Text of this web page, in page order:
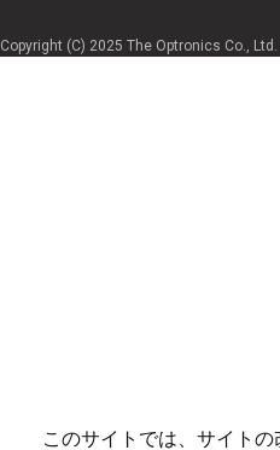
このサイトでは、サイト
Copyright (C) 2025 The Optronics Co.,